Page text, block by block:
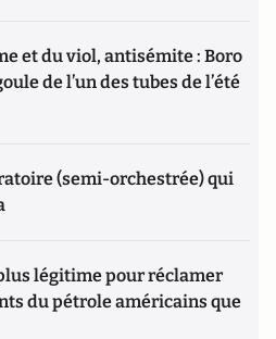
et du viol, antisémite : Boro
de l’un des tubes de l’été
(semi-orchestrée) qui
légitime pour réclamer
du pétrole américains que